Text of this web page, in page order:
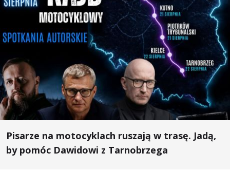
Pisarze na motocyklach ruszają w trasę. Jadą,
by pomóc Dawidowi z Tarnobrzega